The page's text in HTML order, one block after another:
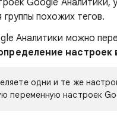
Google Аналитики,
похожих тегов.
Аналитики можно
настроек
одни и те же
переменную настроек